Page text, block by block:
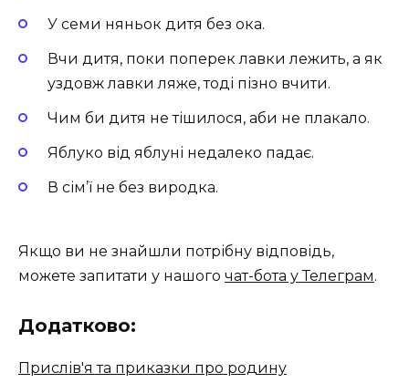
У семи няньок дитя без ока.
Вчи дитя, поки поперек лавки лежить, а як
уздовж лавки ляже, тоді пізно вчити.
Чим би дитя не тішилося, аби не плакало.
Яблуко від яблуні недалеко падає.
В сім’ї не без виродка.
Якщо ви не знайшли потрібну відповідь,
можете запитати у нашого чат-бота у Телеграм.
Додатково:
Прислів'я та приказки про родину